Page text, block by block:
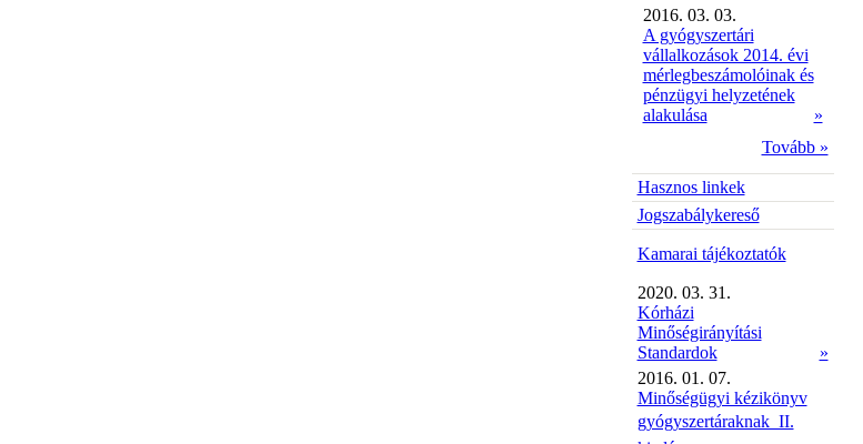
2016. 03. 03.
A gyógyszertári
vállalkozások 2014. évi
mérlegbeszámolóinak és
pénzügyi helyzetének
alakulása
»
Tovább »
Hasznos linkek
Jogszabálykereső
Kamarai tájékoztatók
2020. 03. 31.
Kórházi
Minőségirányítási
Standardok
»
2016. 01. 07.
Minőségügyi kézikönyv
gyógyszertáraknak  II.